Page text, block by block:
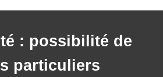
: possibilité de
particuliers